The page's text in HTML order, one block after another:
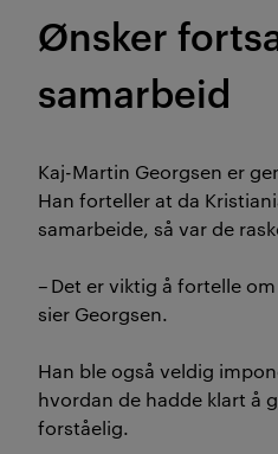
Ønsker
samarbeid
Kaj-Martin Georgsen er
Han forteller at da
samarbeide, så var de
–Det er viktig å fortelle
sier Georgsen.
Han ble også veldig
hvordan de hadde klart å
forståelig.